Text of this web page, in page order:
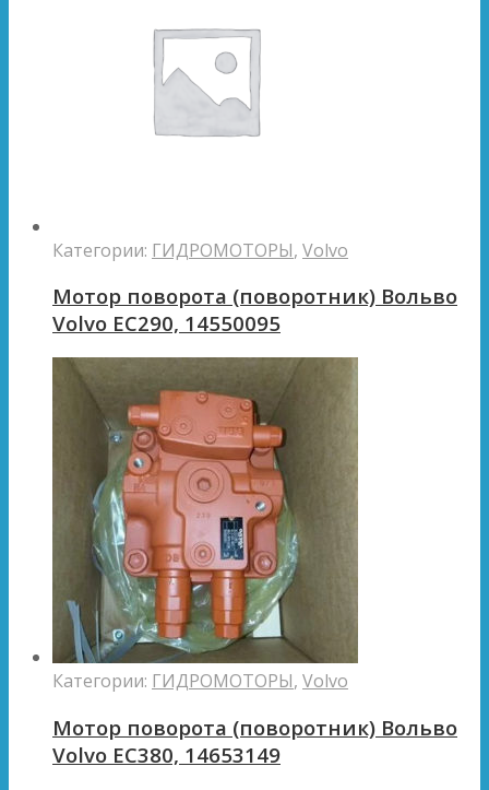
Категории: ГИДРОМОТОРЫ, Volvo
Мотор поворота (поворотник) Вольво
Volvo EC290, 14550095
Категории: ГИДРОМОТОРЫ, Volvo
Мотор поворота (поворотник) Вольво
Volvo EC380, 14653149